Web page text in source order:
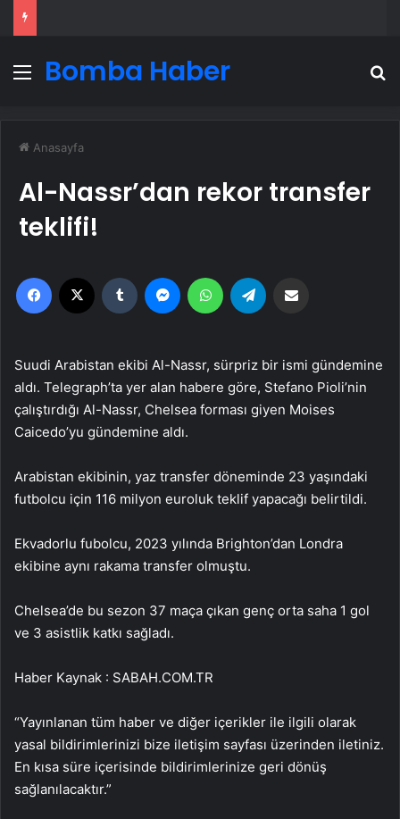
Menü
Bomba Haber
Anasayfa
Al-Nassr’dan rekor transfer
teklifi!
Facebook Tumblr MessengerWhatsApp
Suudi Arabistan ekibi Al-Nassr, sürpriz bir ismi gündemine
aldı. Telegraph’ta yer alan habere göre, Stefano Pioli’nin
çalıştırdığı Al-Nassr, Chelsea forması giyen Moises
Caicedo’yu gündemine aldı.
Arabistan ekibinin, yaz transfer döneminde 23 yaşındaki
futbolcu için 116 milyon euroluk teklif yapacağı belirtildi.
Ekvadorlu fubolcu, 2023 yılında Brighton’dan Londra
ekibine aynı rakama transfer olmuştu.
Chelsea’de bu sezon 37 maça çıkan genç orta saha 1 gol
ve 3 asistlik katkı sağladı.
Haber Kaynak : SABAH.COM.TR
“Yayınlanan tüm haber ve diğer içerikler ile ilgili olarak
yasal bildirimlerinizi bize iletişim sayfası üzerinden iletiniz.
En kısa süre içerisinde bildirimlerinize geri dönüş
sağlanılacaktır.”